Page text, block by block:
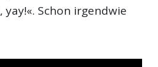
Schon irgendwie